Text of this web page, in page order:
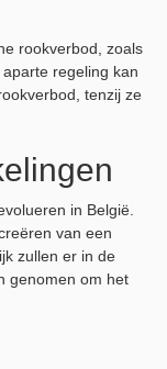
rookverbod, zoals
regeling kan
tenzij ze
in België.
van een
zullen er in de
genomen om het